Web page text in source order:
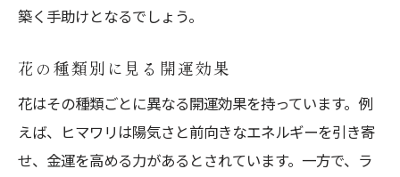
築く手助けとなるでしょう。
花の種類別に見る開運効果
花はその種類ごとに異なる開運効果を持っています。例
えば、ヒマワリは陽気さと前向きなエネルギーを引き寄
せ、金運を高める力があるとされています。一方で、ラ